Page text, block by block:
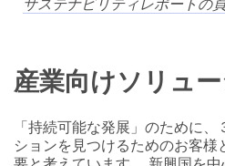
サステナビリティレポートの
産業向けソリュ
「持続可能な発展」のために
ションを見つけるためのお客様